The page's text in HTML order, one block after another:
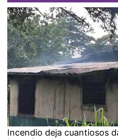
Incendio deja cuantiosos